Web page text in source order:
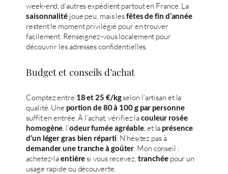
week-end, d’autres expédient partout en France. La
saisonnalité joue peu, mais lesfêtes de fin d’année
restent le moment privilégié pour en trouver
facilement. Renseignez-vous localement pour
découvrir les adresses confidentielles.
Budget et conseils d’achat
Comptez entre 18 et 25 €/kgselon l’artisan et la
qualité. Une portion de 80 à 100 g par personne
suffit en entrée. À l’achat, vérifiez lacouleur rosée
homogène, l’odeur fumée agréable, et la présence
d’un léger gras bien réparti. N’hésitez pas à
demander une tranche à goûter. Mon conseil :
achetez-laentièresi vous recevez, tranchéepour un
usage rapide ou découverte.